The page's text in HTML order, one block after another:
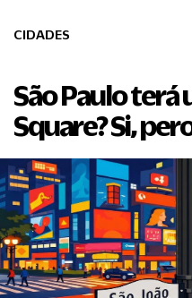
CIDADES
São Paulo terá
Square? Si,